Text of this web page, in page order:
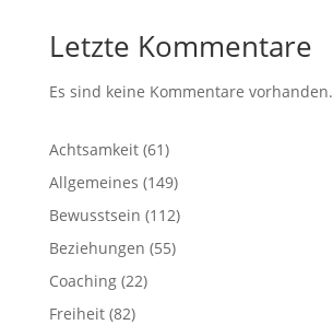
Letzte Kommentare
Es sind keine Kommentare vorhanden.
Achtsamkeit(61)
Allgemeines (149)
Bewusstsein (112)
Beziehungen (55)
Coaching(22)
Freiheit(82)